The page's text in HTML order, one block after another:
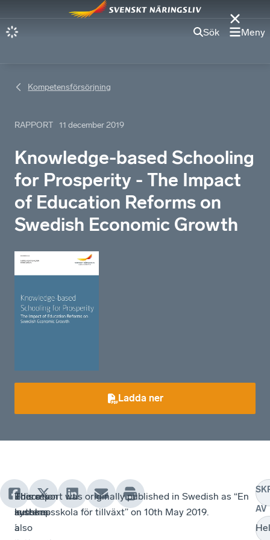
Sök Meny
Kompetensförsörjning
RAPPORT 11 december 2019
Knowledge-based Schooling
for Prosperity - The Impact
of Education Reforms on
Swedish Economic Growth
Ladda ner
There
is
a
The
authors
also
Education
systems
´
This report was originally published in Swedish as “En
kunskapsskola för tillväxt” on 10th May 2019.
AV